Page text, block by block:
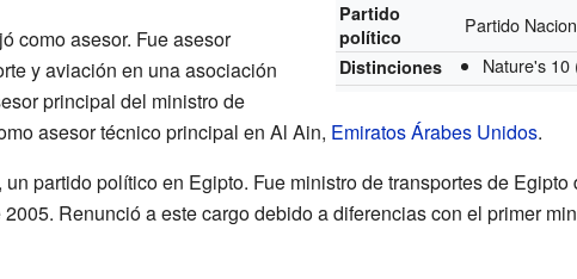
Partido
político
Partido
Distinciones Nature's 10
como asesor. Fue asesor
y aviación en una asociación
principal del ministro de
asesor técnico principal en Al Ain, Emiratos Árabes Unidos.
partido político en Egipto. Fue ministro de transportes de Egipto
Renunció a este cargo debido a diferencias con el primer